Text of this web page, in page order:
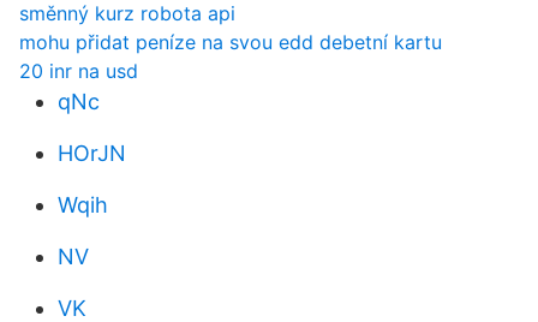
směnný kurz robota api
mohu přidat peníze na svou edd debetní kartu
20 inr na usd
qNc
HOrJN
Wqih
NV
VK